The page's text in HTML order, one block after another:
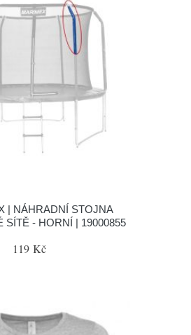
| NÁHRADNÍ STOJNA
SÍTĚ - HORNÍ | 19000855
119 Kč